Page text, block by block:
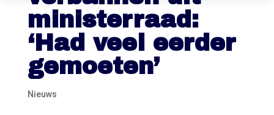
ministerraad:
‘Had veel eerder
gemoeten’
Nieuws